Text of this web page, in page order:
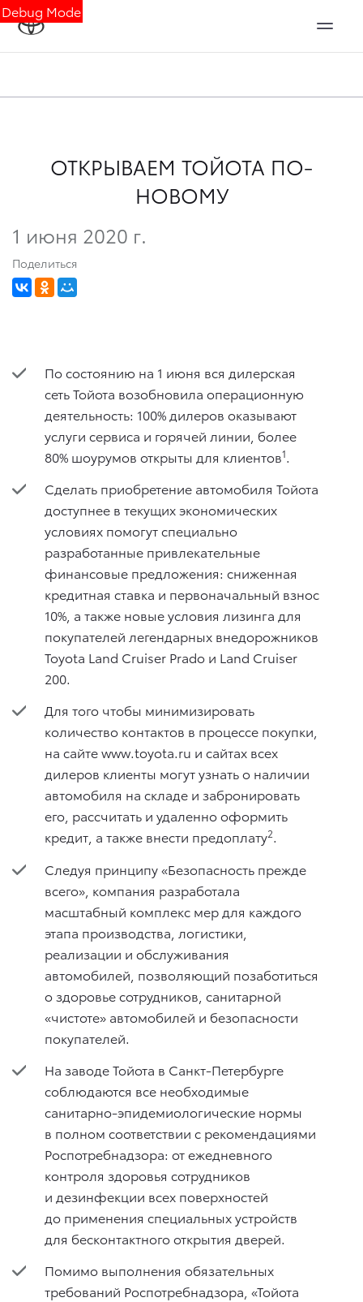
Debug Mode
ОТКРЫВАЕМ ТОЙОТА ПО-
НОВОМУ
1 июня 2020 г.
Поделиться
По состоянию на 1 июня вся дилерская
сеть Тойота возобновила операционную
деятельность: 100% дилеров оказывают
услуги сервиса и горячей линии, более
80% шоурумов открыты для клиентов1.
Сделать приобретение автомобиля Тойота
доступнее в текущих экономических
условиях помогут специально
разработанные привлекательные
финансовые предложения: сниженная
кредитная ставка и первоначальный взнос
10%, а также новые условия лизинга для
покупателей легендарных внедорожников
Toyota Land Cruiser Prado и Land Cruiser
200.
Для того чтобы минимизировать
количество контактов в процессе покупки,
на сайте www.toyota.ru и сайтах всех
дилеров клиенты могут узнать о наличии
автомобиля на складе и забронировать
его, рассчитать и удаленно оформить
кредит, а также внести предоплату2.
Следуя принципу «Безопасность прежде
всего», компания разработала
масштабный комплекс мер для каждого
этапа производства, логистики,
реализации и обслуживания
автомобилей, позволяющий позаботиться
о здоровье сотрудников, санитарной
«чистоте» автомобилей и безопасности
покупателей.
На заводе Тойота в Санкт-Петербурге
соблюдаются все необходимые
санитарно-эпидемиологические нормы
в полном соответствии с рекомендациями
Роспотребнадзора: от ежедневного
контроля здоровья сотрудников
и дезинфекции всех поверхностей
до применения специальных устройств
для бесконтактного открытия дверей.
Помимо выполнения обязательных
требований Роспотребнадзора, «Тойота